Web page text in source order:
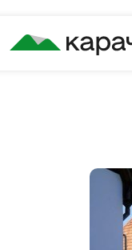
КАРАЧУН